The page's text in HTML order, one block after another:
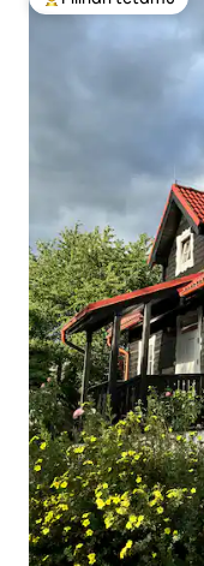
Pilihan utama tetamu